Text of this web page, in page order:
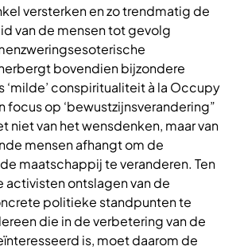
versterken en zo trendmatig de
van de mensen tot gevolg
bovendien bijzondere
‘milde’ conspiritualiteit à la Occupy
focus op ‘bewustzijnsverandering”
niet van het wensdenken, maar van
mensen afhangt om de
maatschappij te veranderen. Ten
activisten ontslagen van de
politieke standpunten te
die in de verbetering van de
is, moet daarom de